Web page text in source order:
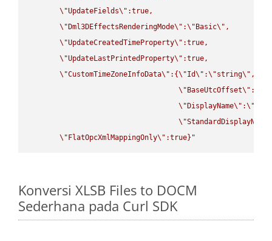
\"UpdateFields\" :true,
\" Dml3DEffectsRenderingMode\" :\" Basic\" ,
\"UpdateCreatedTimeProperty\" :true,
\"UpdateLastPrintedProperty\" :true,
\"CustomTimeZoneInfoData\" :{\"Id\" :\"string\" ,
\" BaseUtcOffset\" :
\" DisplayName\" :\"
\"StandardDisplayName
\" FlatOpcXmlMappingOnly\" :true}"
Konversi XLSB Files to DOCM
Sederhana pada Curl SDK